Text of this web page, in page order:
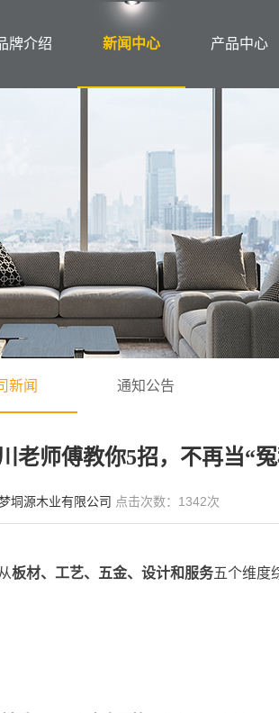
牌介绍 新闻中心 产品中心
新闻 通知公告
老师傅教你5招，不再当“
垌源木业有限公司 点击次数： 1342次
板材、工艺、五金、设计和服务五个维度